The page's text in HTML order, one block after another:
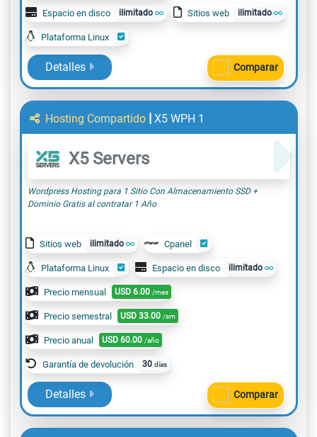
Espacio en disco ilimitado Sitios web ilimitado
Plataforma Linux
Detalles Comparar
Hosting Compartido | X5 WPH 1
X5 Servers
Wordpress Hosting para 1 Sitio Con Almacenamiento SSD +
Dominio Gratis al contratar 1 Año
Sitios web ilimitado Cpanel
Plataforma Linux Espacio en disco ilimitado
Precio mensual USD 6.00 /mes
Precio semestral USD 33.00 /sm
Precio anual USD 60.00 /año
Garantía de devolución 30 días
Detalles Comparar